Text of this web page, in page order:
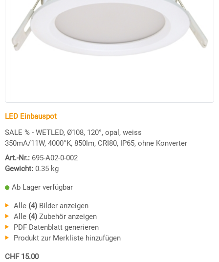
LED Einbauspot
SALE % - WETLED, Ø108, 120°, opal, weiss
350mA/11W, 4000°K, 850lm, CRI80, IP65, ohne Konverter
Art.-Nr.: 695-A02-0-002
Gewicht: 0.35 kg
Ab Lager verfügbar
Alle (4) Bilder anzeigen
Alle (4) Zubehör anzeigen
PDF Datenblatt generieren
Produkt zur Merkliste hinzufügen
CHF 15.00